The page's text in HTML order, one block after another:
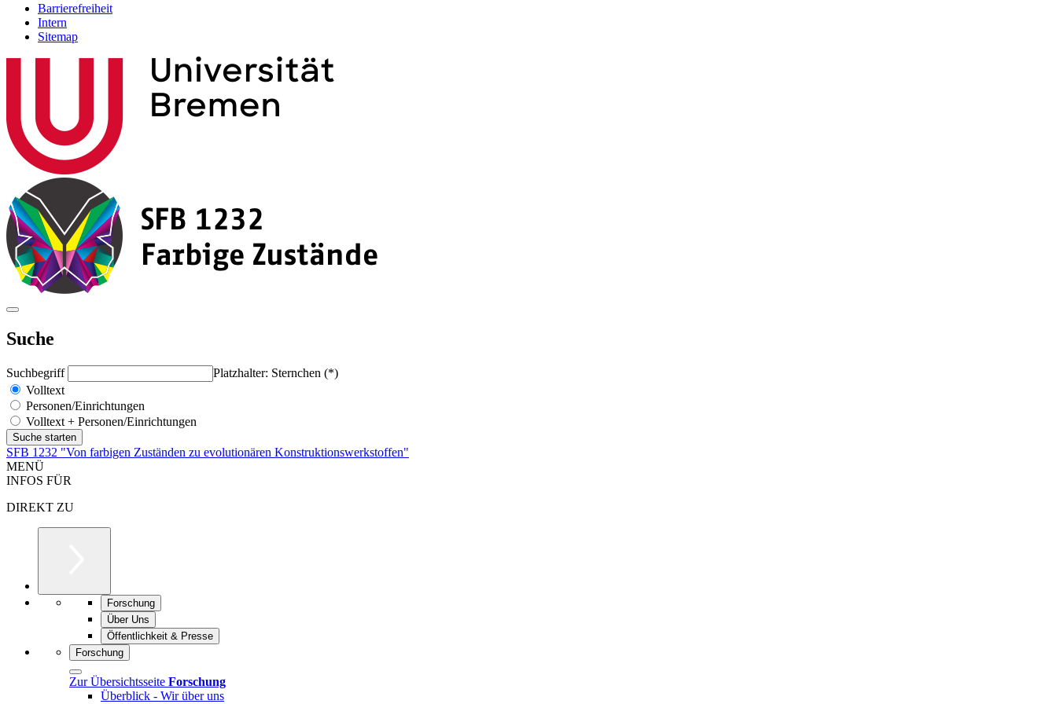
Barrierefreiheit
Intern
Sitemap
Suche
Suchbegriff
Platzhalter: Sternchen (*)
Volltext
Personen/Einrichtungen
Volltext + Personen/Einrichtungen
SFB 1232 "Von farbigen Zuständen zu evolutionären Konstruktionswerkstoffen"
MENÜ
INFOS FÜR
DIREKT ZU
Forschung
Über Uns
Öffentlichkeit & Presse
Forschung
Zur Übersichtsseite Forschung
Überblick - Wir über uns